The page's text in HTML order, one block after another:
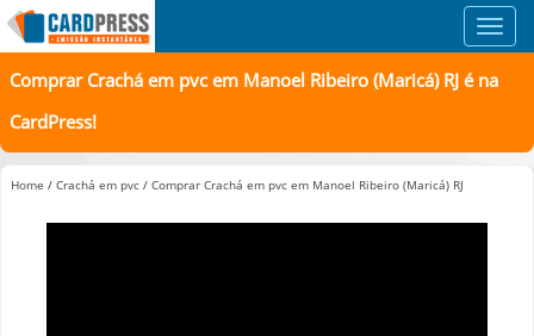
Comprar Crachá em pvc em Manoel Ribeiro (Maricá) RJ é na
CardPress!
Home / Crachá em pvc / Comprar Crachá em pvc em Manoel Ribeiro (Maricá) RJ